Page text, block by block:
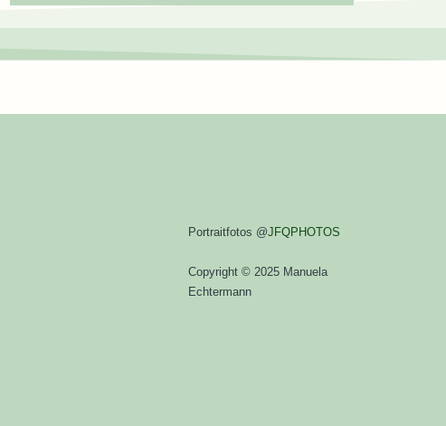
Portraitfotos @JFQPHOTOS
Copyright © 2025 Manuela
Echtermann